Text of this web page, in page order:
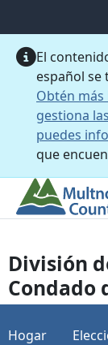
El
español se
Obtén
gestiona
puedes
que
División
Condado
Hogar